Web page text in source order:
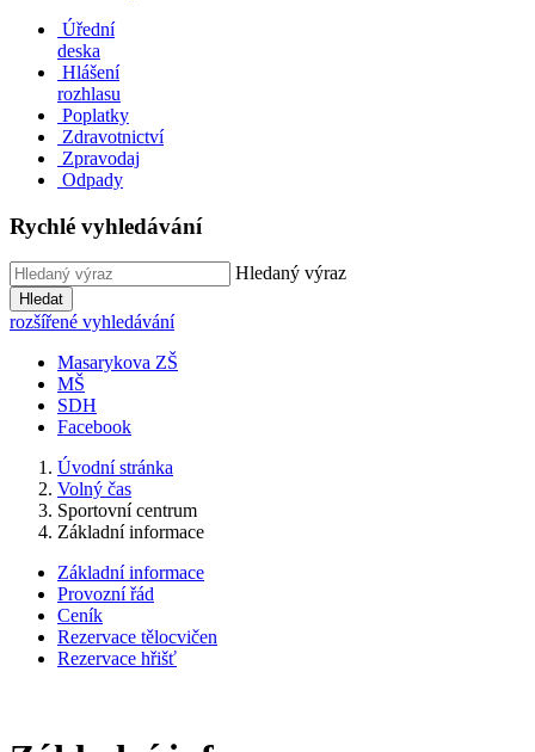
Úřední
deska
Hlášení
rozhlasu
Poplatky
Zdravotnictví
Zpravodaj
Odpady
Rychlé vyhledávání
Hledaný výraz
Hledat
rozšířené vyhledávání
Masarykova ZŠ
MŠ
SDH
Facebook
Úvodní stránka
Volný čas
Sportovní centrum
Základní informace
Základní informace
Provozní řád
Ceník
Rezervace tělocvičen
Rezervace hřišť